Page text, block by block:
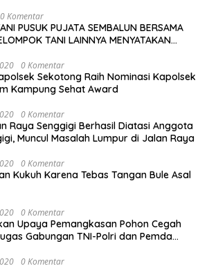
0 Komentar
PUSUK PUJATA SEMBALUN BERSAMA
TANI LAINNYA MENYATAKAN
PROGRAM PEMERINTAH DI SEKTOR
KHUSUSNYA PROGRAM BANTUAN BENIH
DARI APBN 2026.
0 Komentar
Sekotong Raih Nominasi Kapolsek
Kampung Sehat Award
0 Komentar
Raya Senggigi Berhasil Diatasi Anggota
Muncul Masalah Lumpur di Jalan Raya
0 Komentar
Kukuh Karena Tebas Tangan Bule Asal
0 Komentar
Upaya Pemangkasan Pohon Cegah
Gabungan TNI-Polri dan Pemda
0 Komentar